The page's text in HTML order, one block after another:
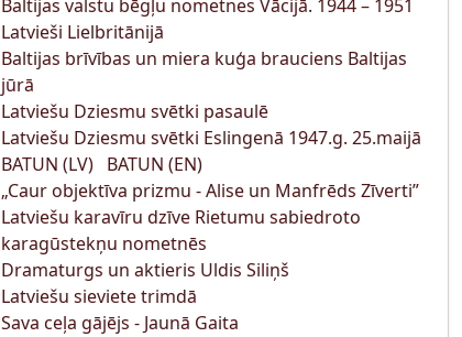
Baltijas valstu bēgļu nometnes Vācijā. 1944 – 1951
Latvieši Lielbritānijā
Baltijas brīvības un miera kuģa brauciens Baltijas
jūrā
Latviešu Dziesmu svētki pasaulē
Latviešu Dziesmu svētki Eslingenā 1947.g. 25.maijā
BATUN (LV) BATUN (EN)
„Caur objektīva prizmu - Alise un Manfrēds Zīverti”
Latviešu karavīru dzīve Rietumu sabiedroto
karagūstekņu nometnēs
Dramaturgs un aktieris Uldis Siliņš
Latviešu sieviete trimdā
Sava ceļa gājējs - Jaunā Gaita